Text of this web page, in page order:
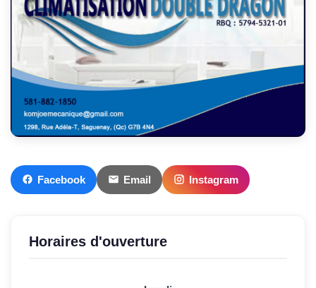
Facebook Email Instagram
Horaires d'ouverture